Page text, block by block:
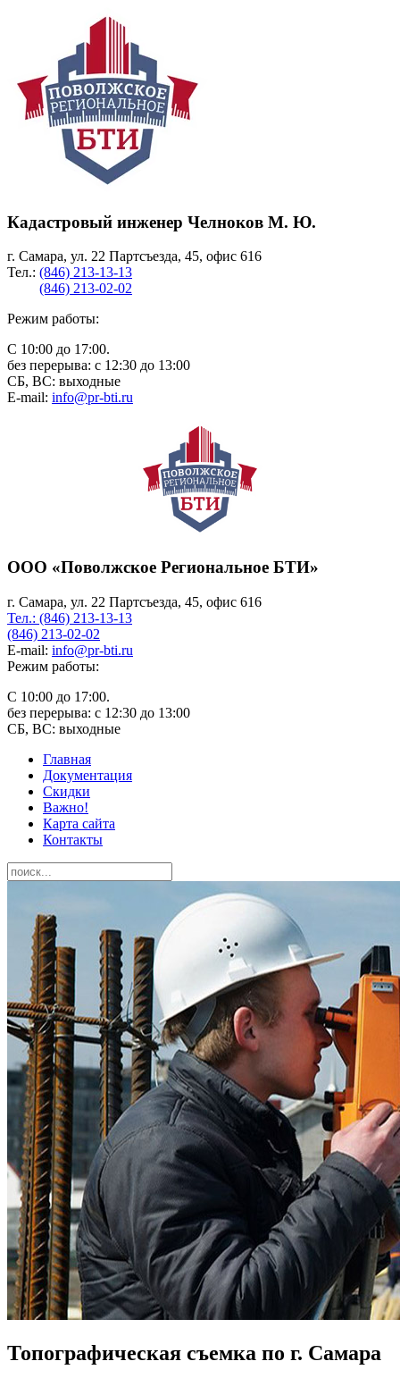
Кадастровый инженер Челноков М. Ю.
г. Самара, ул. 22 Партсъезда, 45, офис 616
Тел.: (846) 213-13-13
(846) 213-02-02
Режим работы:
С 10:00 до 17:00.
без перерыва: с 12:30 до 13:00
СБ, ВС: выходные
E-mail: info@pr-bti.ru
ООО «Поволжское Региональное БТИ»
г. Самара, ул. 22 Партсъезда, 45, офис 616
Тел.: (846) 213-13-13
(846) 213-02-02
E-mail: info@pr-bti.ru
Режим работы:
С 10:00 до 17:00.
без перерыва: с 12:30 до 13:00
СБ, ВС: выходные
Главная
Документация
Скидки
Важно!
Карта сайта
Контакты
Топографическая съемка по г. Самара